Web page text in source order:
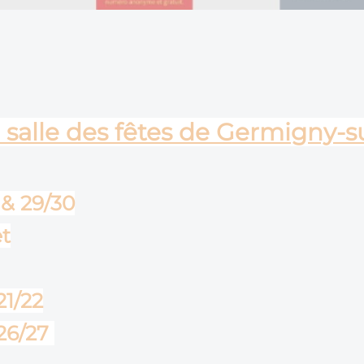
des fêtes de Germigny-
29/30
22
27